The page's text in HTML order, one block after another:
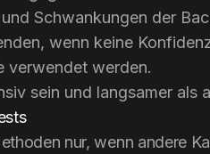
Schwankungen der
wenn keine
verwendet werden.
sein und langsamer als
nur, wenn andere